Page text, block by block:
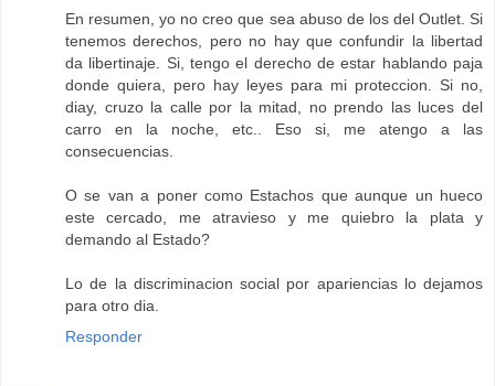
En resumen, yo no creo que sea abuso de los del Outlet. Si
tenemos derechos, pero no hay que confundir la libertad
da libertinaje. Si, tengo el derecho de estar hablando paja
donde quiera, pero hay leyes para mi proteccion. Si no,
diay, cruzo la calle por la mitad, no prendo las luces del
carro en la noche, etc.. Eso si, me atengo a las
consecuencias.
O se van a poner como Estachos que aunque un hueco
este cercado, me atravieso y me quiebro la plata y
demando al Estado?
Lo de la discriminacion social por apariencias lo dejamos
para otro dia.
Responder